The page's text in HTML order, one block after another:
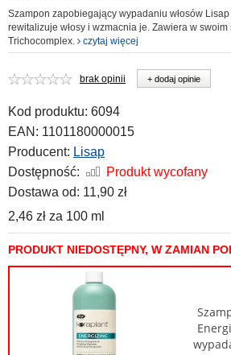
Szampon zapobiegający wypadaniu włosów
rewitalizuje włosy i wzmacnia je. Zawiera w swoim
Trichocomplex.
czytaj więcej
brak opinii + dodaj opinie
Kod produktu: 6094
EAN: 1101180000015
Producent: Lisap
Dostępność:
Produkt wycofany
Dostawa od: 11,90 zł
2,46 zł za 100 ml
PRODUKT NIEDOSTĘPNY, W ZAMIAN